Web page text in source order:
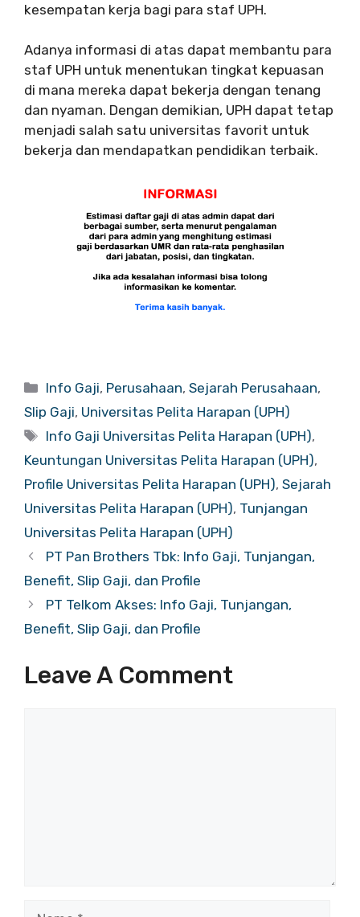
kesempatan kerja bagi para staf UPH.
Adanya informasi di atas dapat membantu para
staf UPH untuk menentukan tingkat kepuasan
di mana mereka dapat bekerja dengan tenang
dan nyaman. Dengan demikian, UPH dapat tetap
menjadi salah satu universitas favorit untuk
bekerja dan mendapatkan pendidikan terbaik.
Categories
Info Gaji, Perusahaan,Sejarah Perusahaan,
Slip Gaji, Universitas Pelita Harapan (UPH)
Tags
Info Gaji Universitas Pelita Harapan (UPH),
Keuntungan Universitas Pelita Harapan (UPH),
Profile Universitas Pelita Harapan (UPH), Sejarah
Universitas Pelita Harapan (UPH), Tunjangan
Universitas Pelita Harapan (UPH)
PT Pan Brothers Tbk: Info Gaji, Tunjangan,
Benefit, Slip Gaji, dan Profile
PT Telkom Akses: Info Gaji, Tunjangan,
Benefit, Slip Gaji, dan Profile
Leave A Comment